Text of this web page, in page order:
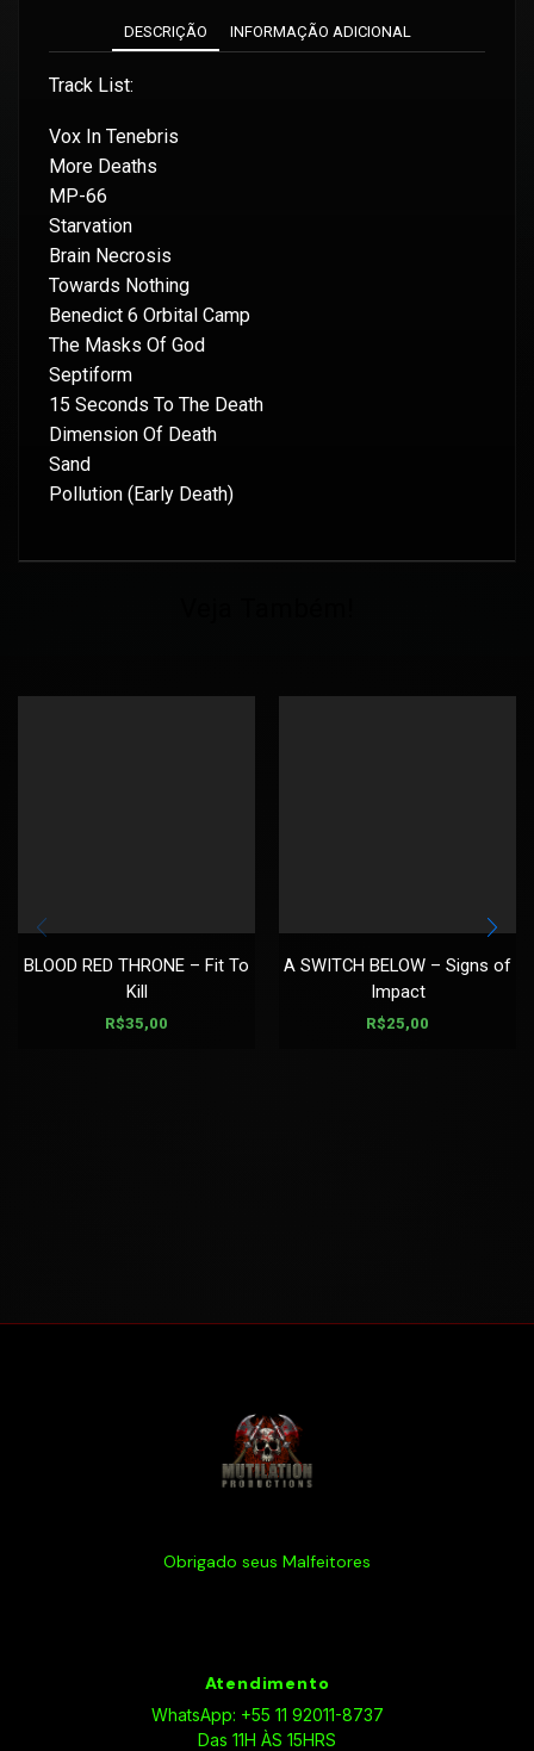
DESCRIÇÃO INFORMAÇÃO ADICIONAL
Track List:
Vox In Tenebris
More Deaths
MP-66
Starvation
Brain Necrosis
Towards Nothing
Benedict 6 Orbital Camp
The Masks Of God
Septiform
15 Seconds To The Death
Dimension Of Death
Sand
Pollution (Early Death)
BLOOD RED THRONE – Fit To
Kill
R$35,00
A SWITCH BELOW – Signs of
Impact
R$25,00
Obrigado seus Malfeitores
Atendimento
WhatsApp: +55 11 92011-8737
Das 11H ÀS 15HRS